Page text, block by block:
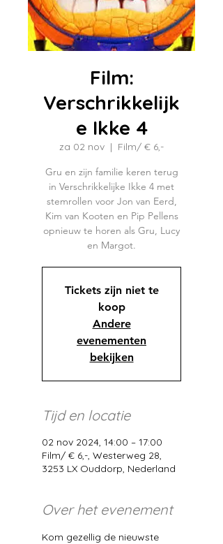
Film:
Verschrikkelijk
e Ikke 4
za 02 nov
  |
Film/ € 6,-
Gru en zijn familie keren terug
in Verschrikkelijke Ikke 4 met
stemrollen voor Jon van Eerd,
Kim van Kooten en Pip Pellens
opnieuw te horen als Gru, Lucy
en Margot.
Tickets zijn niet te
koop
Andere
evenementen
bekijken
Tijd en locatie
02 nov 2024, 14:00 – 17:00
Film/ € 6,-, Westerweg 28,
3253 LX Ouddorp, Nederland
Over het evenement
Kom gezellig de nieuwste